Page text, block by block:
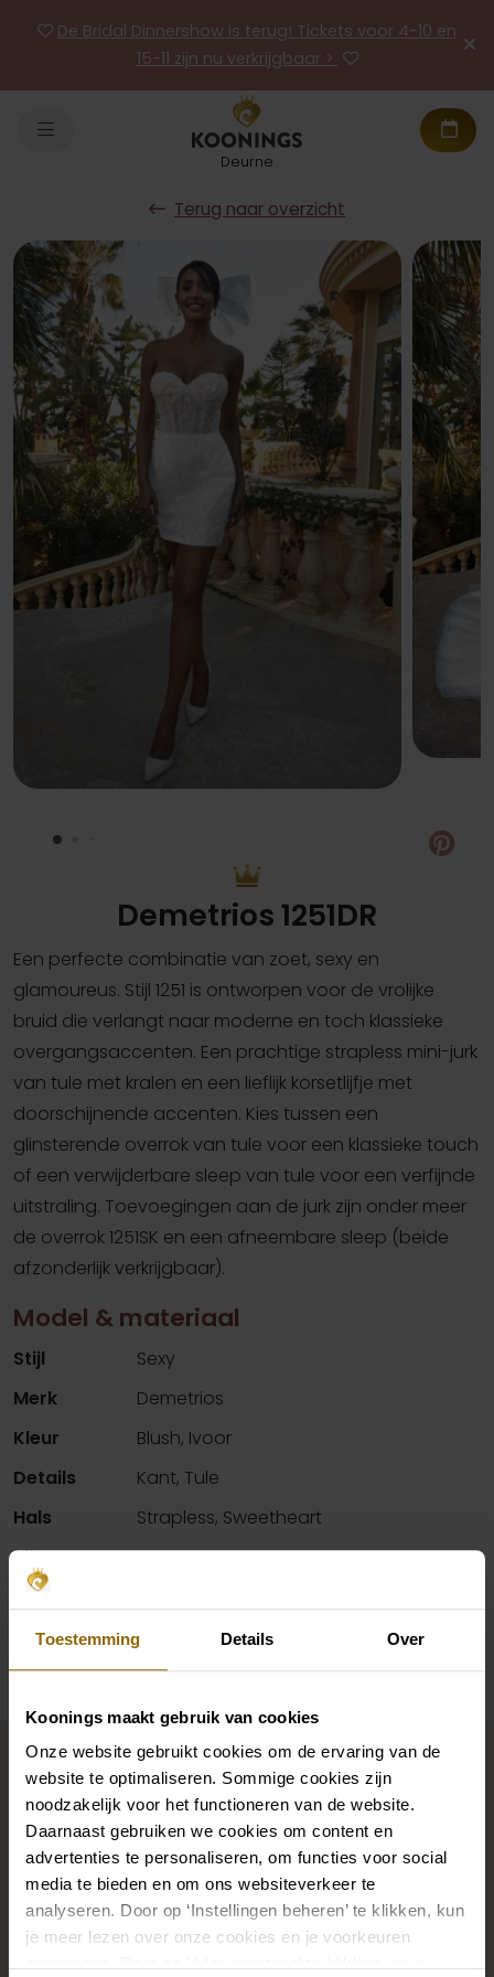
Toestemming Details Over
Koonings maakt gebruik van cookies
Onze website gebruikt cookies om de ervaring van de
website te optimaliseren. Sommige cookies zijn
noodzakelijk voor het functioneren van de website.
Daarnaast gebruiken we cookies om content en
advertenties te personaliseren, om functies voor social
media te bieden en om ons websiteverkeer te
analyseren. Door op ‘Instellingen beheren’ te klikken, kun
je meer lezen over onze cookies en je voorkeuren
De Bridal Dinnershow is terug! Tickets voor 4-10 en
15-11 zijn nu verkrijgbaar >
Deurne
Terug naar overzicht
Demetrios 1251DR
Een perfecte combinatie van zoet, sexy en
glamoureus. Stijl 1251 is ontworpen voor de vrolijke
bruid die verlangt naar moderne en toch klassieke
overgangsaccenten. Een prachtige strapless mini-jurk
van tule met kralen en een lieflijk korsetlijfje met
doorschijnende accenten. Kies tussen een
glinsterende overrok van tule voor een klassieke touch
of een verwijderbare sleep van tule voor een verfijnde
uitstraling. Toevoegingen aan de jurk zijn onder meer
de overrok 1251SK en een afneembare sleep (beide
afzonderlijk verkrijgbaar).
Model & materiaal
Stijl
Sexy
Merk
Demetrios
Kleur
Blush, Ivoor
Details
Kant, Tule
Hals
Strapless, Sweetheart
Silhouet
Kort
Beschikbaarheid per winkel
Maak jouw bridallook
compleet
De perfecte trouwschoenen voor onder je trouwjurk,
maar ook kettingen, armbanden en oorbellen die
precies bij je bruidsjurk passen of een prachtige sluier,
haarband of haarspeld voor je bruidskapsel: jouw